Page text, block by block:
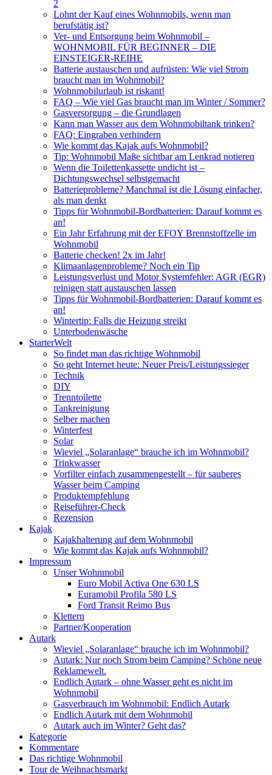
2
Lohnt der Kauf eines Wohnmobils, wenn man
berufstätig ist?
Ver- und Entsorgung beim Wohnmobil –
WOHNMOBIL FÜR BEGINNER – DIE
EINSTEIGER-REIHE
Batterie austauschen und aufrüsten: Wie viel Strom
braucht man im Wohnmobil?
Wohnmobilurlaub ist riskant!
FAQ – Wie viel Gas braucht man im Winter / Sommer?
Gasversorgung – die Grundlagen
Kann man Wasser aus dem Wohnmobiltank trinken?
FAQ: Eingraben verhindern
Wie kommt das Kajak aufs Wohnmobil?
Tip: Wohnmobil Maße sichtbar am Lenkrad notieren
Wenn die Toilettenkassette undicht ist –
Dichtungswechsel selbstgemacht
Batterieprobleme? Manchmal ist die Lösung einfacher,
als man denkt
Tipps für Wohnmobil-Bordbatterien: Darauf kommt es
an!
Ein Jahr Erfahrung mit der EFOY Brennstoffzelle im
Wohnmobil
Batterie checken! 2x im Jahr!
Klimaanlagenprobleme? Noch ein Tip
Leistungsverlust und Motor Systemfehler: AGR (EGR)
reinigen statt austauschen lassen
Tipps für Wohnmobil-Bordbatterien: Darauf kommt es
an!
Wintertip: Falls die Heizung streikt
Unterbodenwäsche
StarterWelt
So findet man das richtige Wohnmobil
So geht Internet heute: Neuer Preis/Leistungssieger
Technik
DIY
Trenntoilette
Tankreinigung
Selber machen
Winterfest
Solar
Wieviel „Solaranlage“ brauche ich im Wohnmobil?
Trinkwasser
Vorfilter einfach zusammengestellt – für sauberes
Wasser beim Camping
Produktempfehlung
Reiseführer-Check
Rezension
Kajak
Kajakhalterung auf dem Wohnmobil
Wie kommt das Kajak aufs Wohnmobil?
Impressum
Unser Wohnmobil
Euro Mobil Activa One 630 LS
Euramobil Profila 580 LS
Ford Transit Reimo Bus
Klettern
Partner/Kooperation
Autark
Wieviel „Solaranlage“ brauche ich im Wohnmobil?
Autark: Nur noch Strom beim Camping? Schöne neue
Reklamewelt.
Endlich Autark – ohne Wasser geht es nicht im
Wohnmobil
Gasverbrauch im Wohnmobil: Endlich Autark
Endlich Autark mit dem Wohnmobil
Autark auch im Winter? Geht das?
Kategorie
Kommentare
Das richtige Wohnmobil
Tour de Weihnachtsmarkt